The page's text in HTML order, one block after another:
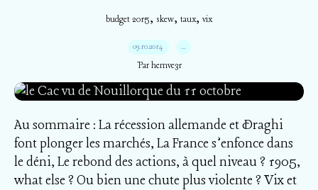
budget 2015, skew, taux, vix
09.10.2014 …
Par hemve31
Au sommaire : La récession allemande et Draghi
font plonger les marchés, La France s’enfonce dans
le déni, Le rebond des actions, à quel niveau ? 1905,
what else ? Ou bien une chute plus violente ? Vix et